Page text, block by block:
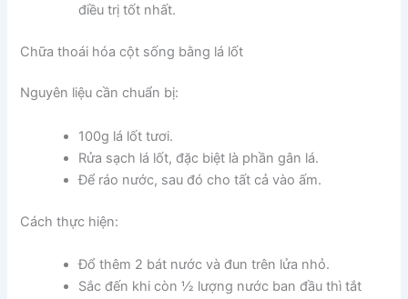
điều trị tốt nhất.
Chữa thoái hóa cột sống bằng lá lốt
Nguyên liệu cần chuẩn bị:
100g lá lốt tươi.
Rửa sạch lá lốt, đặc biệt là phần gân lá.
Để ráo nước, sau đó cho tất cả vào ấm.
Cách thực hiện:
Đổ thêm 2 bát nước và đun trên lửa nhỏ.
Sắc đến khi còn ½ lượng nước ban đầu thì tắt